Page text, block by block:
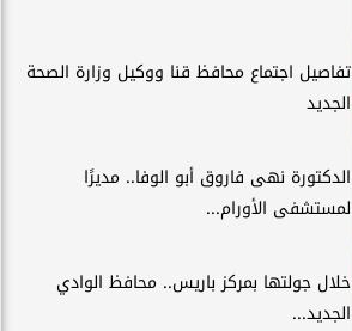
تفاصيل اجتماع محافظ قنا ووكيل وزارة الصحة
الجديد
الدكتورة نهى فاروق أبو الوفا.. مديرًا
لمستشفى الأورام...
خلال جولتها بمركز باريس.. محافظ الوادي
الجديد...